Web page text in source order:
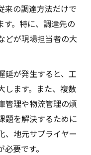
調達の革新ポイ
工事の効率化効
適化の方向性
目指す未来像
達戦略とは
調達先の選定基
来の調達方法だけで
す。特に、調達先の
どが現場担当者の大
延が発生すると、工
します。また、複数
管理や物流管理の煩
題を解決するために
、地元サプライヤー
要です。